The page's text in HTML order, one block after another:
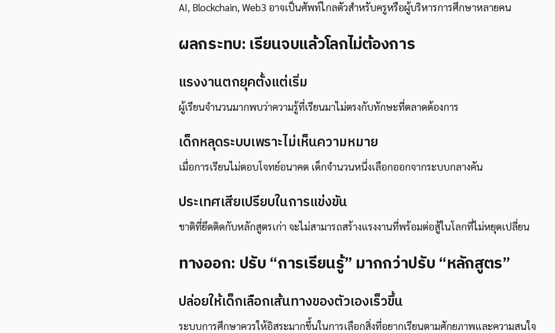
AI, Blockchain, Web3 อาจเป็นศัพท์ไกลตัวสำหรับครูหรือผู้บริหารการศึกษาหลายคน
ผลกระทบ: เรียนจบแล้วโลกไม่ต้องการ
แรงงานตกยุคตั้งแต่เริ่ม
ผู้เรียนจำนวนมากพบว่าความรู้ที่เรียนมาไม่ตรงกับทักษะที่ตลาดต้องการ
เด็กหลุดระบบเพราะไม่เห็นความหมาย
เมื่อการเรียนไม่ตอบโจทย์อนาคต เด็กจำนวนหนึ่งเลือกออกจากระบบกลางคัน
ประเทศเสียเปรียบในการแข่งขัน
ชาติที่ยึดติดกับหลักสูตรเก่า จะไม่สามารถสร้างแรงงานที่พร้อมต่อสู้ในโลกที่ไม่หยุดเปลี่ยน
ทางออก: ปรับ “การเรียนรู้” มากกว่าปรับ “หลักสูตร”
ปล่อยให้เด็กเลือกเส้นทางของตัวเองเร็วขึ้น
ระบบการศึกษาควรให้อิสระมากขึ้นในการเลือกสิ่งที่อยากเรียนตามศักยภาพและความสนใจ